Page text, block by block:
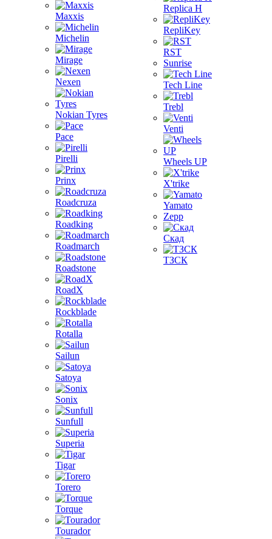
Maxxis
Michelin
Mirage
Nexen
Nokian Tyres
Pace
Pirelli
Prinx
Roadcruza
Roadking
Roadmarch
Roadstone
RoadX
Rockblade
Rotalla
Sailun
Satoya
Sonix
Sunfull
Superia
Tigar
Torero
Torque
Tourador
Replica H
RepliKey
RST
Sunrise
Tech Line
Trebl
Venti
Wheels UP
X'trike
Yamato
Zepp
Скад
ТЗСК